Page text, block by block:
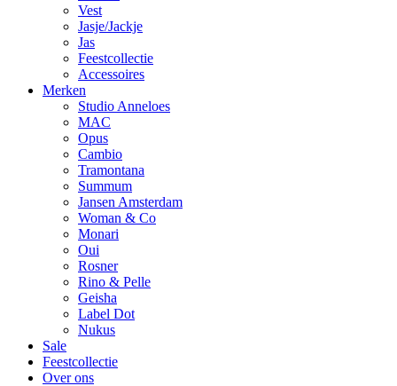
Vest
Jasje/Jackje
Jas
Feestcollectie
Accessoires
Merken
Studio Anneloes
MAC
Opus
Cambio
Tramontana
Summum
Jansen Amsterdam
Woman & Co
Monari
Oui
Rosner
Rino & Pelle
Geisha
Label Dot
Nukus
Sale
Feestcollectie
Over ons